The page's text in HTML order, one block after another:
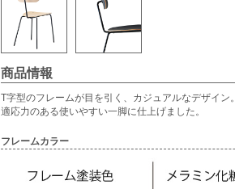
商品情報
T字型のフレームが目を引く、カジュアルなデザイン。
適応力のある使いやすい一脚に仕上げました。
フレームカラー